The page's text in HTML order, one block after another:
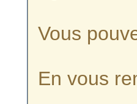
Vous
En vous